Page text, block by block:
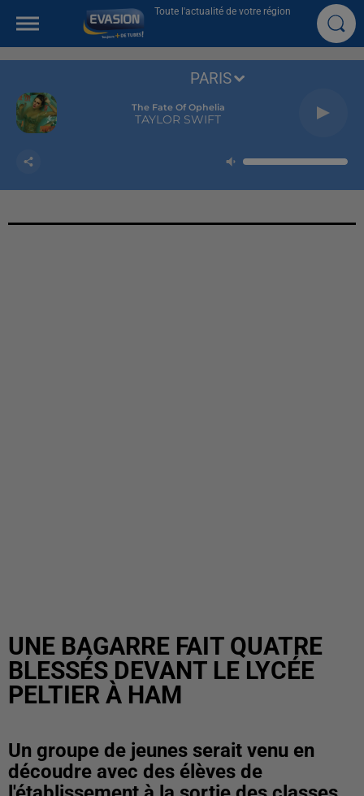
Toute l'actualité de votre région
The Fate Of Ophelia
TAYLOR SWIFT
PARIS
UNE BAGARRE FAIT QUATRE
BLESSÉS DEVANT LE LYCÉE
PELTIER À HAM
Un groupe de jeunes serait venu en
découdre avec des élèves de